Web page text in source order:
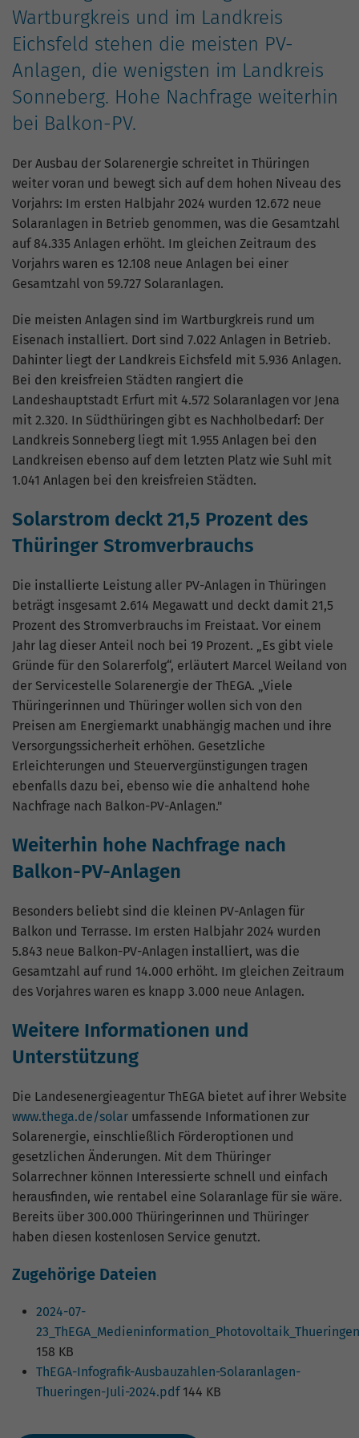
Wartburgkreis und im Landkreis
Eichsfeld stehen die meisten PV-
Anlagen, die wenigsten im Landkreis
Sonneberg. Hohe Nachfrage weiterhin
bei Balkon-PV.
Der Ausbau der Solarenergie schreitet in Thüringen
weiter voran und bewegt sich auf dem hohen Niveau des
Vorjahrs: Im ersten Halbjahr 2024 wurden 12.672 neue
Solaranlagen in Betrieb genommen, was die Gesamtzahl
auf 84.335 Anlagen erhöht. Im gleichen Zeitraum des
Vorjahrs waren es 12.108 neue Anlagen bei einer
Gesamtzahl von 59.727 Solaranlagen.
Die meisten Anlagen sind im Wartburgkreis rund um
Eisenach installiert. Dort sind 7.022 Anlagen in Betrieb.
Dahinter liegt der Landkreis Eichsfeld mit 5.936 Anlagen.
Bei den kreisfreien Städten rangiert die
Landeshauptstadt Erfurt mit 4.572 Solaranlagen vor Jena
mit 2.320. In Südthüringen gibt es Nachholbedarf: Der
Landkreis Sonneberg liegt mit 1.955 Anlagen bei den
Landkreisen ebenso auf dem letzten Platz wie Suhl mit
1.041 Anlagen bei den kreisfreien Städten.
Solarstrom deckt 21,5 Prozent des
Thüringer Stromverbrauchs
Die installierte Leistung aller PV-Anlagen in Thüringen
beträgt insgesamt 2.614 Megawatt und deckt damit 21,5
Prozent des Stromverbrauchs im Freistaat. Vor einem
Jahr lag dieser Anteil noch bei 19 Prozent. „Es gibt viele
Gründe für den Solarerfolg“, erläutert Marcel Weiland von
der Servicestelle Solarenergie der ThEGA. „Viele
Thüringerinnen und Thüringer wollen sich von den
Preisen am Energiemarkt unabhängig machen und ihre
Versorgungssicherheit erhöhen. Gesetzliche
Erleichterungen und Steuervergünstigungen tragen
ebenfalls dazu bei, ebenso wie die anhaltend hohe
Nachfrage nach Balkon-PV-Anlagen."
Weiterhin hohe Nachfrage nach
Balkon-PV-Anlagen
Besonders beliebt sind die kleinen PV-Anlagen für
Balkon und Terrasse. Im ersten Halbjahr 2024 wurden
5.843 neue Balkon-PV-Anlagen installiert, was die
Gesamtzahl auf rund 14.000 erhöht. Im gleichen Zeitraum
des Vorjahres waren es knapp 3.000 neue Anlagen.
Weitere Informationen und
Unterstützung
Die Landesenergieagentur ThEGA bietet auf ihrer Website
www.thega.de/solar umfassende Informationen zur
Solarenergie, einschließlich Förderoptionen und
gesetzlichen Änderungen. Mit dem Thüringer
Solarrechner können Interessierte schnell und einfach
herausfinden, wie rentabel eine Solaranlage für sie wäre.
Bereits über 300.000 Thüringerinnen und Thüringer
haben diesen kostenlosen Service genutzt.
Zugehörige Dateien
2024-07-
158 KB
ThEGA-Infografik-Ausbauzahlen-Solaranlagen-
Thueringen-Juli-2024.pdf 144 KB
verfolgen. Die Cookies speichern
Informationen anonym und weisen eine
zufällig generierte Nummer zu, um
eindeutige Besucher zu identifizieren.
Name _gid
Laufzeit 1 Tag
Zweck
Dieses Cookie wird von Google Analytics
installiert. Das Cookie wird verwendet, um
Informationen darüber zu speichern, wie
Besucher eine Website nutzen, und hilft bei
der Erstellung eines Analyseberichts darüber,
Daten umfassen die Anzahl der Besucher,
die Quelle, aus der sie stammen, und die
Seiten in anonymisierter Form.
Name _gat_G-ZN01JG6TS4
Anbieter Google Analytics
Laufzeit
Zweck
Dies ist ein von Google Analytics gesetztes
Cookie vom Mustertyp, bei dem das
eindeutige Identitätsnummer des Kontos
oder der Website enthält, auf das es sich
bezieht. Es scheint eine Variation des _gat-
Cookies zu sein, das verwendet wird, um die
von Google auf Websites mit hohem Traffic-
Aufkommen aufgezeichnete Datenmenge zu
begrenzen.